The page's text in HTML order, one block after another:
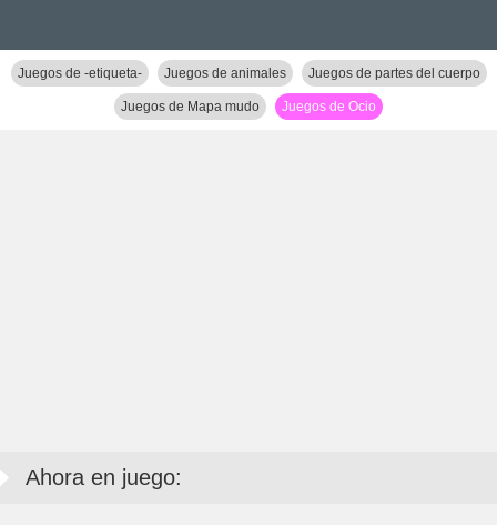
Juegos de -etiqueta- Juegos de animales Juegos de partes del cuerpo
Juegos de Mapa mudo Juegos de Ocio
Ahora en juego: